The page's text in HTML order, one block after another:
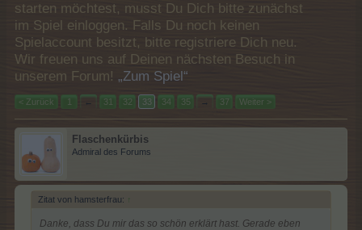
starten möchtest, musst Du Dich bitte zunächst
im Spiel einloggen. Falls Du noch keinen
Spielaccount besitzt, bitte registriere Dich neu.
Wir freuen uns auf Deinen nächsten Besuch in
unserem Forum! „Zum Spiel“
< Zurück 1 ← 31 32 33 34 35 → 37 Weiter >
Flaschenkürbis
Admiral des Forums
Zitat von hamsterfrau: ↑
Danke, dass Du mir das so schön erklärt hast. Gerade eben